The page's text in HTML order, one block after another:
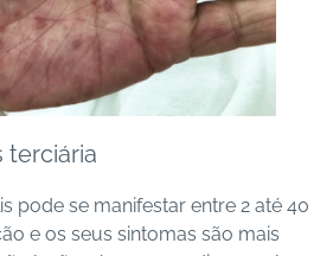
terciária
pode se manifestar entre 2 até 40
e os seus sintomas são mais